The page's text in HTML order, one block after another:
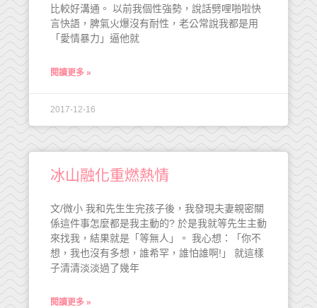
比較好溝通。 以前我個性強勢，說話劈哩啪啦快
言快語，脾氣火爆沒有耐性，老公常說我都是用
「愛情暴力」逼他就
閱讀更多 »
2017-12-16
冰山融化重燃熱情
文/微小 我和先生生完孩子後，我發現夫妻親密關
係這件事怎麼都是我主動的? 於是我就等先生主動
來找我，結果就是「等無人」。 我心想：「你不
想，我也沒有多想，誰希罕，誰怕誰啊!」 就這樣
子清清淡淡過了幾年
閱讀更多 »